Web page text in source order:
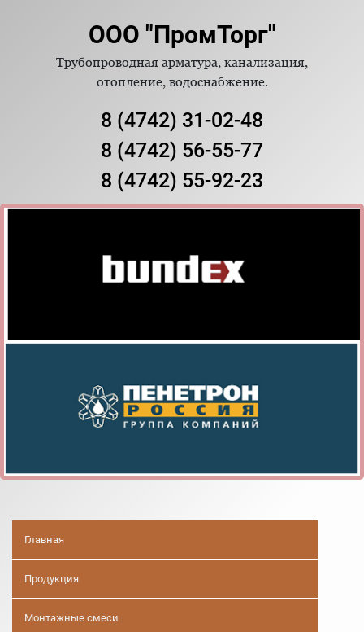
ООО "ПромТорг"
Трубопроводная арматура, канализация,
отопление, водоснабжение.
8 (4742) 31-02-48
8 (4742) 56-55-77
8 (4742) 55-92-23
Главная
Продукция
Монтажные смеси